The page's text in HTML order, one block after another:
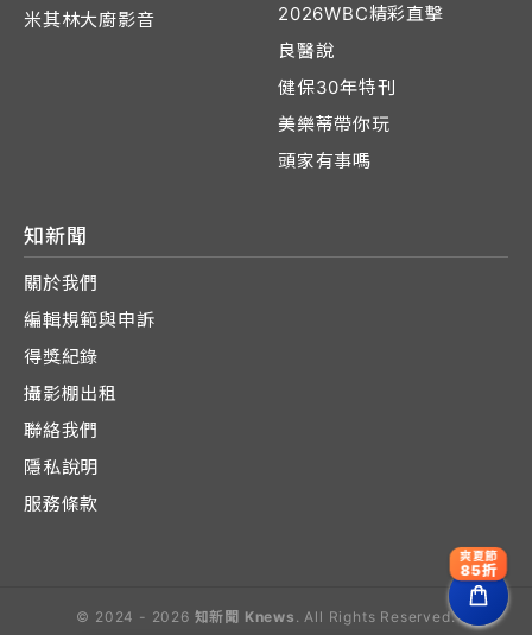
米其林大廚影音
2026WBC精彩直擊
良醫說
健保30年特刊
美樂蒂帶你玩
頭家有事嗎
知新聞
關於我們
編輯規範與申訴
得獎紀錄
攝影棚出租
聯絡我們
隱私說明
服務條款
© 2024 - 2026 知新聞 Knews . All Rights Reserved.
爽夏節
85折